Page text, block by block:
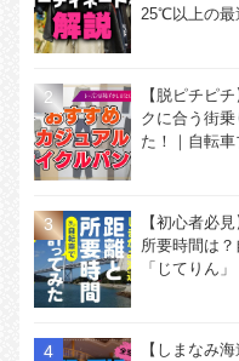
25℃以上の最
【脱ピチピ
クに合う街
た！｜自転車
【初心者必
所要時間は
「じてりん」
【しまなみ